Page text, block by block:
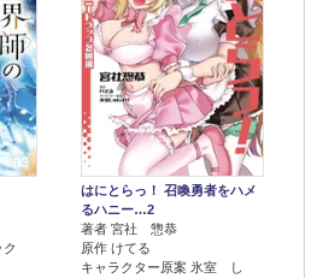
はにとらっ！ 召喚勇者をハメ
るハニー…2
著者 宮社 惣恭
原作 けてる
キャラクター原案 氷室 し